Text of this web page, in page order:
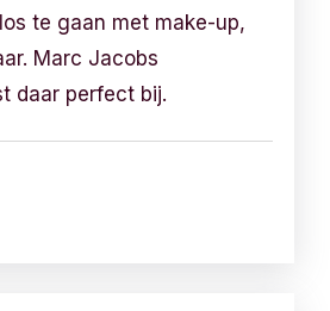
te gaan met make-up,
Marc Jacobs
daar perfect bij.